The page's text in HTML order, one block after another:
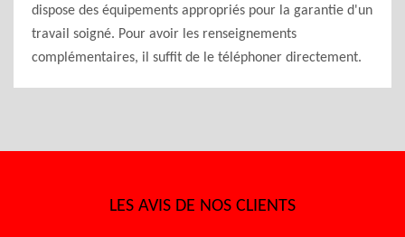
dispose des équipements appropriés pour la garantie d'un
travail soigné. Pour avoir les renseignements
complémentaires, il suffit de le téléphoner directement.
LES AVIS DE NOS CLIENTS